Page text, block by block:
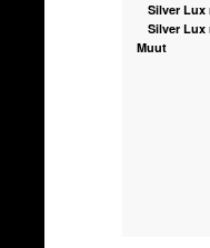
Silver Lux
Silver Lux
Muut